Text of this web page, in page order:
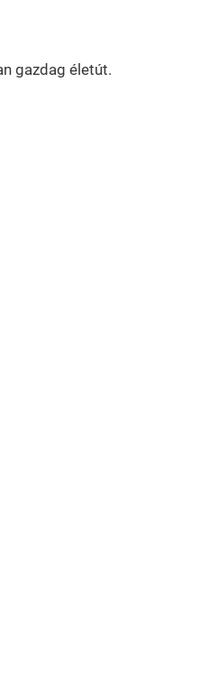
gazdag életút.